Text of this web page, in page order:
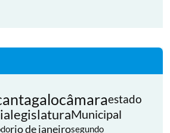
câmaraestado
legislaturaMunicipal
rio de janeirosegundo